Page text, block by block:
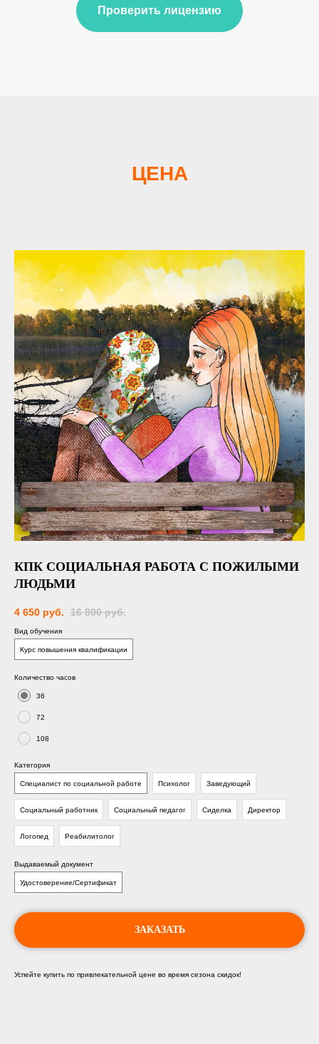
Проверить лицензию
ЦЕНА
КПК СОЦИАЛЬНАЯ РАБОТА С ПОЖИЛЫМИ
ЛЮДЬМИ
4 650 руб. 16 800 руб.
Вид обучения
Курс повышения квалификации
Количество часов
36
72
108
Категория
Специалист по социальной работе Психолог Заведующий
Социальный работник Социальный педагог Сиделка Директор
Логопед Реабилитолог
Выдаваемый документ
Удостоверение/Сертификат
ЗАКАЗАТЬ
Успейте купить по привлекательной цене во время сезона скидок!